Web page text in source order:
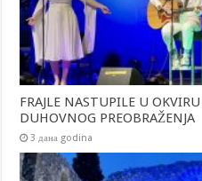
FRAJLE NASTUPILE U
DUHOVNOG PREOBRAŽENJA
3 дана godina